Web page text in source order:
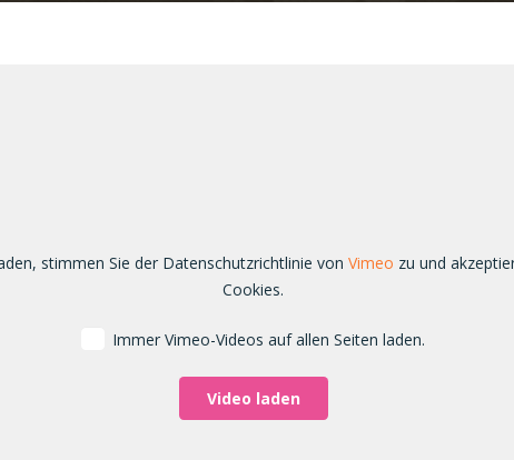
stimmen Sie der Datenschutzrichtlinie von Vimeo zu und
Cookies.
Immer Vimeo-Videos auf allen Seiten laden.
Video laden